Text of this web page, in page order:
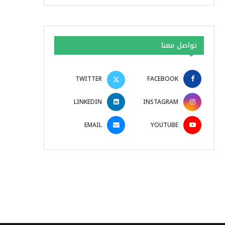
تواصل معنا
FACEBOOK
TWITTER
INSTAGRAM
LINKEDIN
YOUTUBE
EMAIL